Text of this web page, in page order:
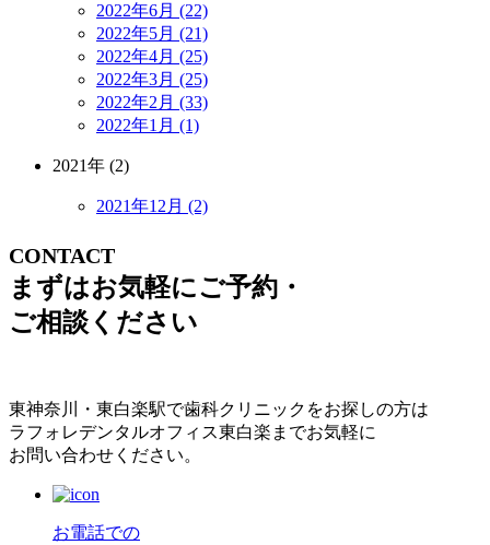
2022年6月 (22)
2022年5月 (21)
2022年4月 (25)
2022年3月 (25)
2022年2月 (33)
2022年1月 (1)
2021年 (2)
2021年12月 (2)
CONTACT
まずはお気軽にご予約・
ご相談ください
東神奈川・東白楽駅で歯科クリニックをお探しの方は
ラフォレデンタルオフィス東白楽までお気軽に
お問い合わせください。
お電話での